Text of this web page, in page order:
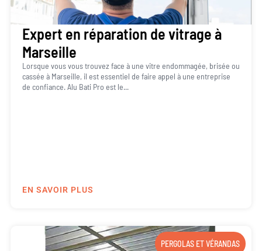
Expert en réparation de vitrage à
Marseille
Lorsque vous vous trouvez face à une vitre endommagée, brisée ou
cassée à Marseille, il est essentiel de faire appel à une entreprise
de confiance. Alu Bati Pro est le...
EN SAVOIR PLUS
PERGOLAS ET VÉRANDAS